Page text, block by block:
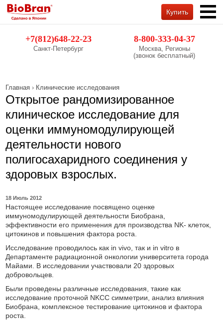
+7(812)648-22-23
Санкт-Петербург
8-800-333-04-37
Москва, Регионы
(звонок бесплатный)
Купить
Главная › Клинические исследования
Открытое рандомизированное
клиническое исследование для
оценки иммуномодулирующей
деятельности нового
полигосахаридного соединения у
здоровых взрослых.
18 Июль 2012
Настоящее исследование посвящено оценке
иммуномодулирующей деятельности Биобрана,
эффективности его применения для производства NK- клеток,
цитокинов и повышения фактора роста.
Исследование проводилось как in vivo, так и in vitro в
Департаменте радиационной онкологии университета города
Майами. В исследовании участвовали 20 здоровых
добровольцев.
Были проведены различные исследования, такие как
исследование проточной NKCC симметрии, анализ влияния
Биобрана, комплексное тестирование цитокинов и фактора
роста.